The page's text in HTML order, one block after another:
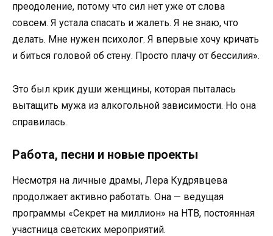
преодоление, потому что сил нет уже от слова
совсем. Я устала спасать и жалеть. Я не знаю, что
делать. Мне нужен психолог. Я впервые хочу кричать
и биться головой об стену. Просто плачу от бессилия».
Это был крик души женщины, которая пыталась
вытащить мужа из алкогольной зависимости. Но она
справилась.
Работа, песни и новые проекты
Несмотря на личные драмы, Лера Кудрявцева
продолжает активно работать. Она — ведущая
программы «Секрет на миллион» на НТВ, постоянная
участница светских мероприятий.